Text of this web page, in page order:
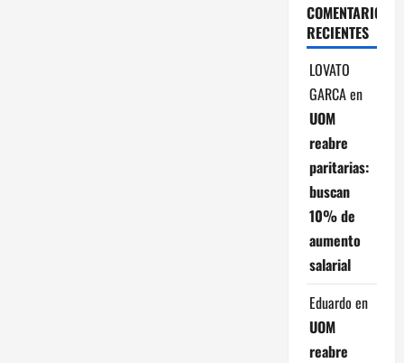
COMENTARIOS
RECIENTES
LOVATO
GARCAen
UOM
reabre
paritarias:
buscan
10% de
aumento
salarial
Eduardo en
UOM
reabre